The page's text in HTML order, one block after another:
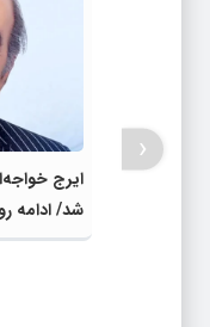
ایرج
شد/ ادامه
‹